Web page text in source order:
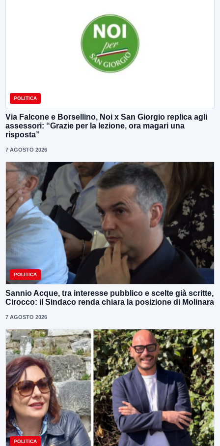
POLITICA
Via Falcone e Borsellino, Noi x San Giorgio replica agli
assessori: “Grazie per la lezione, ora magari una
risposta”
7 AGOSTO 2026
POLITICA
Sannio Acque, tra interesse pubblico e scelte già scritte,
Cirocco: il Sindaco renda chiara la posizione di Molinara
7 AGOSTO 2026
POLITICA